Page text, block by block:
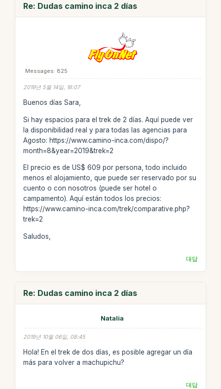
Re: Dudas camino inca 2 días
Messages: 825
2019년 5월 14일, 16:07
Buenos días Sara,
Si hay espacios para el trek de 2 días. Aquí puede ver
la disponibilidad real y para todas las agencias para
Agosto: https://www.camino-inca.com/dispo/?
month=8&year=2019&trek=2
El precio es de US$ 609 por persona, todo incluido
menos el alojamiento, que puede ser reservado por su
cuento o con nosotros (puede ser hotel o
campamento). Aquí están todos los precios:
https://www.camino-inca.com/trek/comparative.php?
trek=2
Saludos,
대답
Re: Dudas camino inca 2 días
Natalia
2019년 10월 06일, 08:45
Hola! En el trek de dos días, es posible agregar un día
más para volver a machupichu?
대답